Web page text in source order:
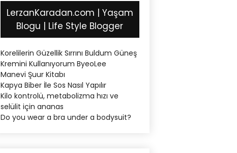
LerzanKaradan.com | Yaşam
Blogu | Life Style Blogger
Korelilerin Güzellik Sırrını Buldum Güneş
Kremini Kullanıyorum ByeoLee
Manevi Şuur Kitabı
Kapya Biber İle Sos Nasıl Yapılır
Kilo kontrolü, metabolizma hızı ve
selülit için ananas
Do you wear a bra under a bodysuit?